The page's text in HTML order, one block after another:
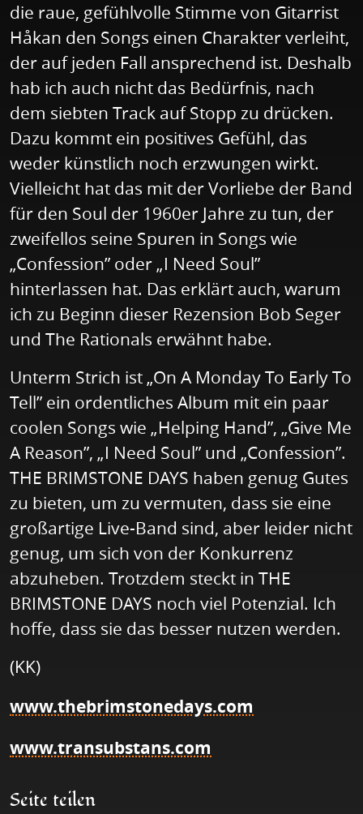
die raue, gefühlvolle Stimme von Gitarrist
Håkan den Songs einen Charakter verleiht,
der auf jeden Fall ansprechend ist. Deshalb
hab ich auch nicht das Bedürfnis, nach
dem siebten Track auf Stopp zu drücken.
Dazu kommt ein positives Gefühl, das
weder künstlich noch erzwungen wirkt.
Vielleicht hat das mit der Vorliebe der Band
für den Soul der 1960er Jahre zu tun, der
zweifellos seine Spuren in Songs wie
„Confession” oder „I Need Soul”
hinterlassen hat. Das erklärt auch, warum
ich zu Beginn dieser Rezension Bob Seger
und The Rationals erwähnt habe.
Unterm Strich ist „On A Monday To Early To
Tell” ein ordentliches Album mit ein paar
coolen Songs wie „Helping Hand”, „Give Me
A Reason”, „I Need Soul” und „Confession”.
THE BRIMSTONE DAYS haben genug Gutes
zu bieten, um zu vermuten, dass sie eine
großartige Live-Band sind, aber leider nicht
genug, um sich von der Konkurrenz
abzuheben. Trotzdem steckt in THE
BRIMSTONE DAYS noch viel Potenzial. Ich
hoffe, dass sie das besser nutzen werden.
(KK)
www.thebrimstonedays.com
www.transubstans.com
Seite teilen